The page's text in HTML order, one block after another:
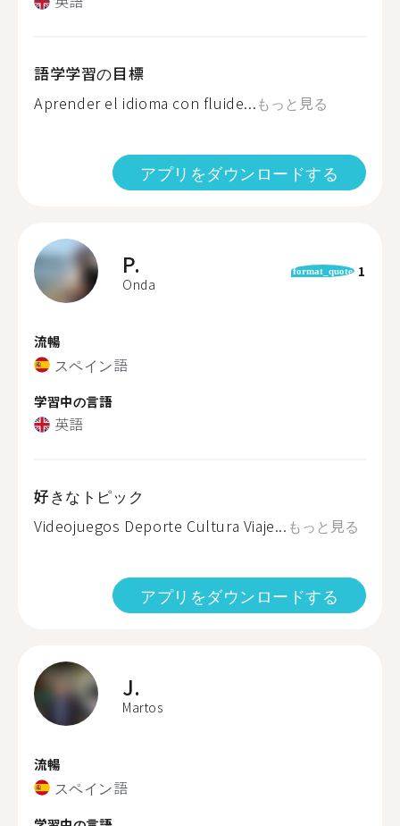
語学学習の目標
Aprender el idioma con fluide...もっと見る
アプリをダウンロードする
P.
Onda
format_quote 1
流暢
スペイン語
学習中の言語
英語
好きなトピック
Videojuegos Deporte Cultura Viaje... もっと見る
アプリをダウンロードする
J.
Martos
流暢
スペイン語